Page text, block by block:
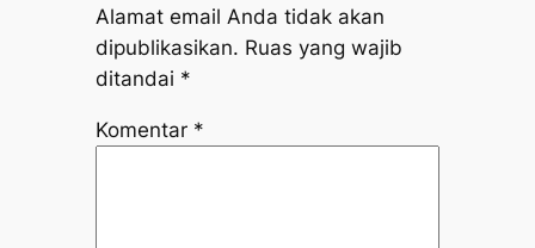
Alamat email Anda tidak akan
dipublikasikan. Ruas yang wajib
ditandai *
Komentar *